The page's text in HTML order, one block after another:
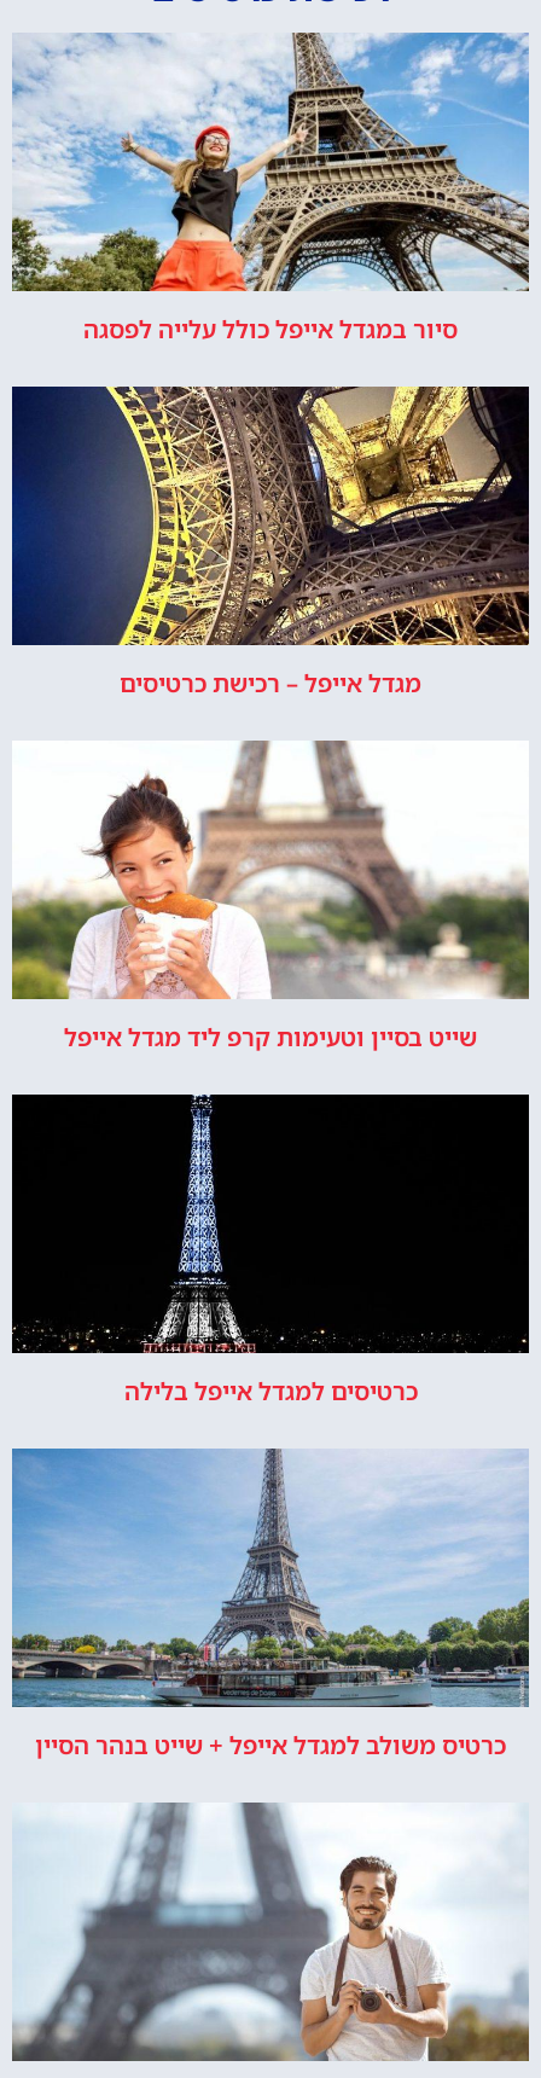
סיור במגדל אייפל כולל עלייה לפסגה
מגדל אייפל – רכישת כרטיסים
שייט בסיין וטעימות קרפ ליד מגדל אייפל
כרטיסים למגדל אייפל בלילה
כרטיס משולב למגדל אייפל + שייט בנהר הסיין